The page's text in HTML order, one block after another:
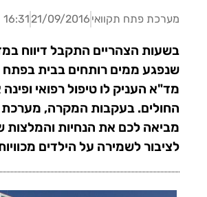
מערכת פתח תקוואי 21/09/2016
16:31
בשעות הצהריים התקבל דיווח
שנפגע ממים רותחים בבית בפתח
מד"א העניק לו טיפול רפואי ופינה
החולים. בעקבות המקרה, מערכת
מביאה לכם את הנחיות
לציבור לשמירה על הילדים